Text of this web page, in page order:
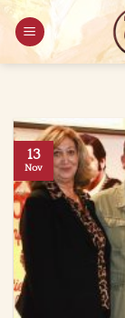
Saltar
contenido
13
Nov